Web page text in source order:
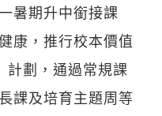
暑期升中銜接課
康，推行校本價值
計劃，通過常規課
課及培育主題周等